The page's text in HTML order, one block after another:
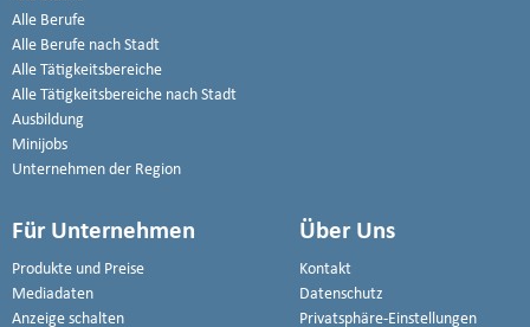
Alle Berufe
Alle Berufe nach Stadt
Alle Tätigkeitsbereiche
Alle Tätigkeitsbereiche nach Stadt
Ausbildung
Minijobs
Unternehmen der Region
Für Unternehmen
Produkte und Preise
Mediadaten
Anzeige schalten
Über Uns
Kontakt
Datenschutz
Privatsphäre-Einstellungen